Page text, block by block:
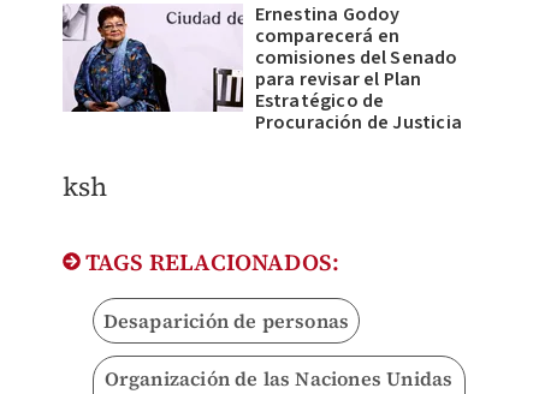
Ernestina Godoy
comparecerá en
comisiones del Senado
para revisar el Plan
Estratégico de
Procuración de Justicia
ksh
TAGS RELACIONADOS:
Desaparición de personas
Organización de las Naciones Unidas